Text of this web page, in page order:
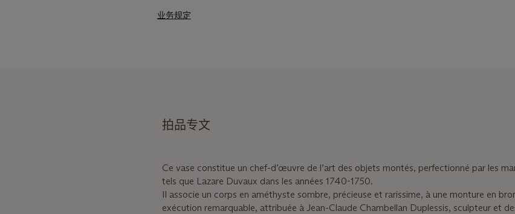
业务规定
拍品专文
Ce vase constitue un chef-d’œuvre de l’art des objets montés, perfectionné par les
tels que Lazare Duvaux dans les années 1740-1750.
Il associe un corps en améthyste sombre, précieuse et rarissime, à une monture en
exécution remarquable, attribuée à Jean-Claude Chambellan Duplessis, sculpteur et